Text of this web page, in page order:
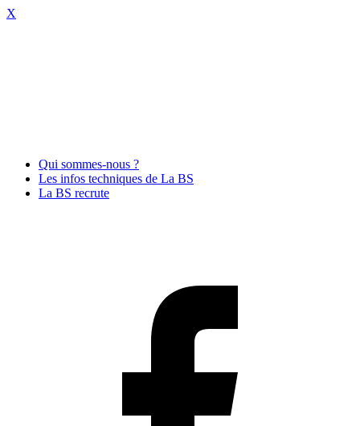
X
Qui sommes-nous ?
Les infos techniques de La BS
La BS recrute